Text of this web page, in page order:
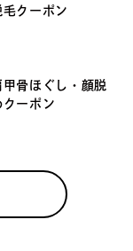
クーポン
骨ほぐし・顔脱
ーポン